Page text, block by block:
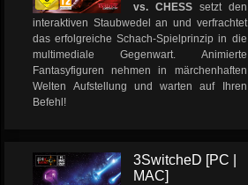
vs. CHESS setzt den
interaktiven Staubwedel an und verfrachtet
das erfolgreiche Schach-Spielprinzip in die
multimediale Gegenwart. Animierte
Fantasyfiguren nehmen in märchenhaften
Welten Aufstellung und warten auf Ihren
Befehl!
3SwitcheD [PC |
MAC]